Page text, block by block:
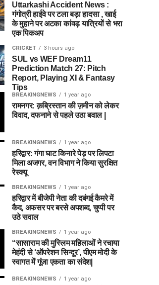
Uttarkashi Accident News :
गंगोत्री हाईवे पर टला बड़ा हादसा , खाई
के मुहाने पर अटका कांवड़ यात्रियों से भरा
एक पिकअप
CRICKET 3 hours ago
SUL vs WEF Dream11
Prediction Match 27: Pitch
Report, Playing XI & Fantasy
Tips
BREAKINGNEWS 1 year ago
रामनगर: क़ब्रिस्तान की ज़मीन को लेकर
विवाद, दफनाने से पहले उठा बवाल |
BREAKINGNEWS 1 year ago
हरिद्वार: गंगा घाट किनारे पेड़ पर लिपटा
मिला अजगर, वन विभाग ने किया सुरक्षित
रेस्क्यू
BREAKINGNEWS 1 year ago
हरिद्वार में बीजेपी नेता की दबंगई कैमरे में
कैद, अफसर पर बरसे अपशब्द, चुप्पी पर
उठे सवाल
BREAKINGNEWS 1 year ago
“सासाराम की मुस्लिम महिलाओं ने रचाया
मेहंदी से ‘ऑपरेशन सिन्दूर’, पीएम मोदी के
स्वागत में गूंजा एकता का संदेश|
BREAKINGNEWS 1 year ago